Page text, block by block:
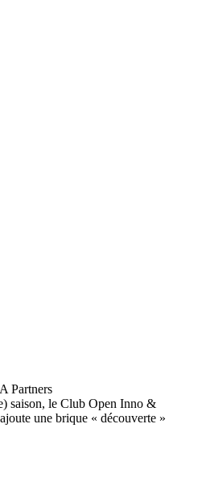
Partners
saison, le Club Open Inno &
une brique « découverte »